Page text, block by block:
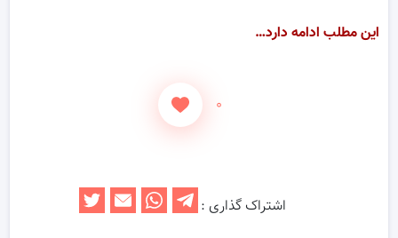
این مطلب ادامه دارد…
۰
اشتراک گذاری :